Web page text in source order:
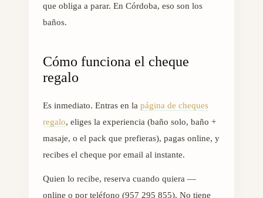
que obliga a parar. En Córdoba, eso son los
baños.
Cómo funciona el cheque
regalo
Es inmediato. Entras en la página de cheques
regalo, eliges la experiencia (baño solo, baño +
masaje, o el pack que prefieras), pagas online, y
recibes el cheque por email al instante.
Quien lo recibe, reserva cuando quiera —
online o por teléfono (957 295 855). No tiene